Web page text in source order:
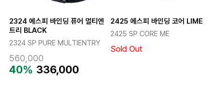
2324 에스피 바인딩 퓨어 멀티엔
트리 BLACK
2324 SP PURE MULTIENTRY
560,000
40% 336,000
2425 에스피 바인딩 코어 LIME
2425 SP CORE ME
Sold Out